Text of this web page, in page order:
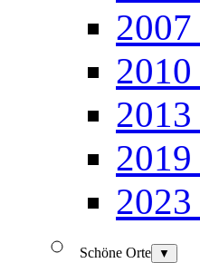
Schöne Orte ▼